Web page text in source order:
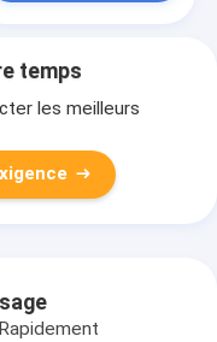
temps
les meilleurs